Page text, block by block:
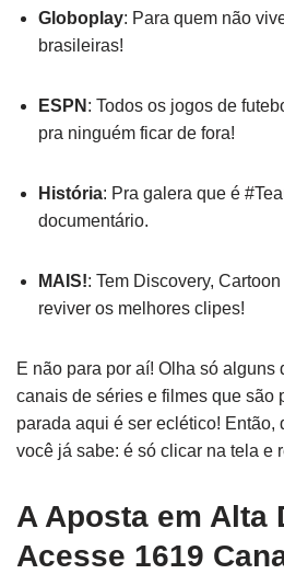
Globoplay: Para quem não
brasileiras!
ESPN : Todos os jogos de
pra ninguém ficar de fora!
História: Pra galera que é
documentário.
MAIS!: Tem Discovery,
reviver os melhores clipes!
E não para por aí! Olha só alguns
canais de séries e filmes que são
parada aqui é ser eclético! Então,
você já sabe: é só clicar na tela e
A Aposta em Alta
Acesse 1619